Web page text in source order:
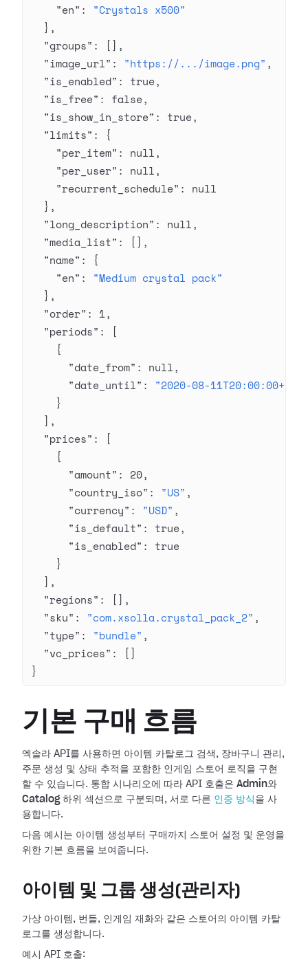
    "en"
: "Crystals x500"
  },
  "groups"
: [],
  "image_url"
: "https://.../image.png" ,
  "is_enabled"
: true,
  "is_free"
: false,
  "is_show_in_store"
: true,
  "limits"
: {
    "per_item"
: null,
    "per_user"
: null,
    "recurrent_schedule"
: null
  },
  "long_description"
: null,
  "media_list"
: [],
  "name"
: {
    "en"
: "Medium crystal pack"
  },
  "order"
: 1,
  "periods"
: [
    {
      "date_from"
: null,
      "date_until"
: "2020-08-
    }
  ],
  "prices"
: [
    {
      "amount"
: 20,
      "country_iso"
: "US" ,
      "currency"
: "USD" ,
      "is_default"
: true,
      "is_enabled"
: true
    }
  ],
  "regions"
: [],
  "sku"
: "com.xsolla.crystal_pack_2" ,
  "type"
: "bundle" ,
  "vc_prices"
: []
}
기본 구매 흐름
엑솔라 API를 사용하면 아이템 카탈로그 검색, 장바구니 관리,
주문 생성 및 상태 추적을 포함한 인게임 스토어 로직을 구현
할 수 있습니다. 통합 시나리오에 따라 API 호출은 Admin와
Catalog 하위 섹션으로 구분되며, 서로 다른 인증 방식 을 사
용합니다.
다음 예시는 아이템 생성부터 구매까지 스토어 설정 및 운영을
위한 기본 흐름을 보여줍니다.
아이템 및 그룹 생성(관리자)
가상 아이템, 번들, 인게임 재화와 같은 스토어의 아이템 카탈
로그를 생성합니다.
예시 API 호출: